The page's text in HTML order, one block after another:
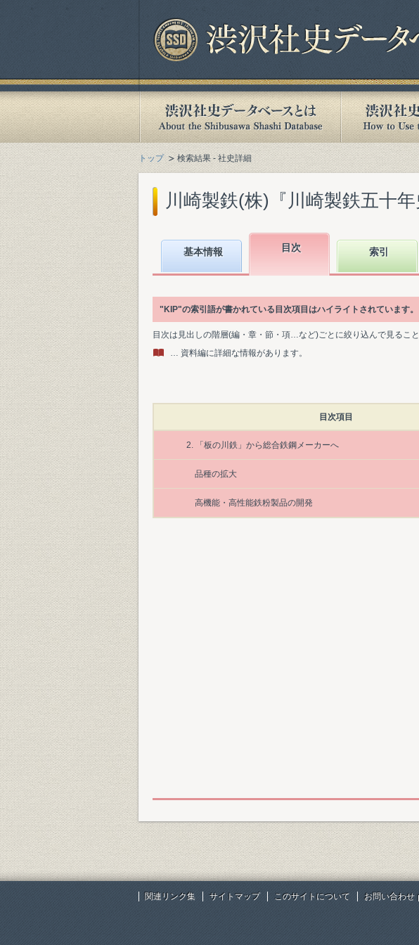
トップ 検索結果 - 社史詳細
川崎製鉄(株)『川崎製鉄五十
基本情報 目次 索引
"KIP"の索引語が書かれている目次項目はハイライトされています。
目次は見出しの階層(編・章・節・項…など)ごとに絞り込んで見ること
… 資料編に詳細な情報があります。
目次項目
2. 「板の川鉄」から総合鉄鋼メーカーへ
品種の拡大
高機能・高性能鉄粉製品の開発
関連リンク集 サイトマップ このサイトについて お問い合わせ